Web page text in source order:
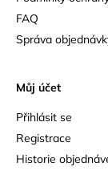
FAQ
Správa
Můj účet
Přihlásit se
Registrace
Historie